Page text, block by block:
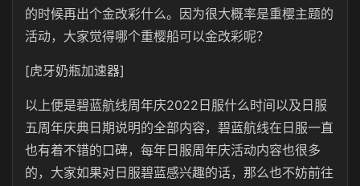
的时候再出个金改彩什么。因为很大概率是重樱主题的
活动，大家觉得哪个重樱船可以金改彩呢？
[虎牙奶瓶加速器]
以上便是碧蓝航线周年庆2022日服什么时间以及日服
五周年庆典日期说明的全部内容，碧蓝航线在日服一直
也有着不错的口碑，每年日服周年庆活动内容也很多
的，大家如果对日服碧蓝感兴趣的话，那么也不妨前往